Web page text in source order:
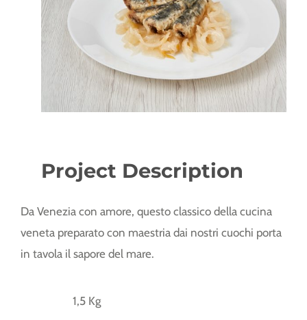
Project Description
Da Venezia con amore, questo classico della cucina
veneta preparato con maestria dai nostri cuochi porta
in tavola il sapore del mare.
1,5 Kg